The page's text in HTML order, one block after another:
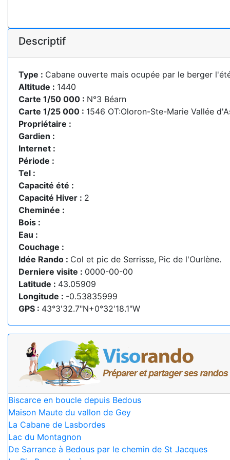
Descriptif
Type : Cabane ouverte mais ocupée par le berger
Altitude : 1440
Carte 1/50 000 : N°3 Béarn
Carte 1/25 000 : 1546 OT:Oloron-Ste-Marie Vallée
Propriétaire :
Gardien :
Internet :
Période :
Tel :
Capacité été :
Capacité Hiver : 2
Cheminée :
Bois :
Eau :
Couchage :
Idée Rando : Col et pic de Serrisse, Pic de l'Ourlène.
Derniere visite : 0000-00-00
Latitude : 43.05909
Longitude : -0.53835999
GPS : 43°3'32.7"N+0°32'18.1"W
Biscarce en boucle depuis Bedous
Maison Maute du vallon de Gey
La Cabane de Lasbordes
Lac du Montagnon
De Sarrance à Bedous par le chemin de St Jacques